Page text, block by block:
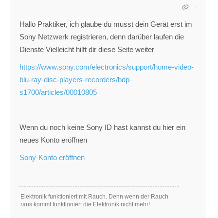
Hallo Praktiker, ich glaube du musst dein Gerät erst im
Sony Netzwerk registrieren, denn darüber laufen die
Dienste Vielleicht hilft dir diese Seite weiter
https://www.sony.com/electronics/support/home-video-
blu-ray-disc-players-recorders/bdp-
s1700/articles/00010805
Wenn du noch keine Sony ID hast kannst du hier ein
neues Konto eröffnen
Sony-Konto eröffnen
Elektronik funktioniert mit Rauch. Denn wenn der Rauch
raus kommt funktioniert die Elektronik nicht mehr!